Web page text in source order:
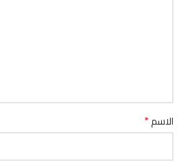
الاسم*